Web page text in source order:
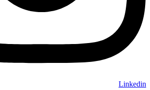
Linkedin